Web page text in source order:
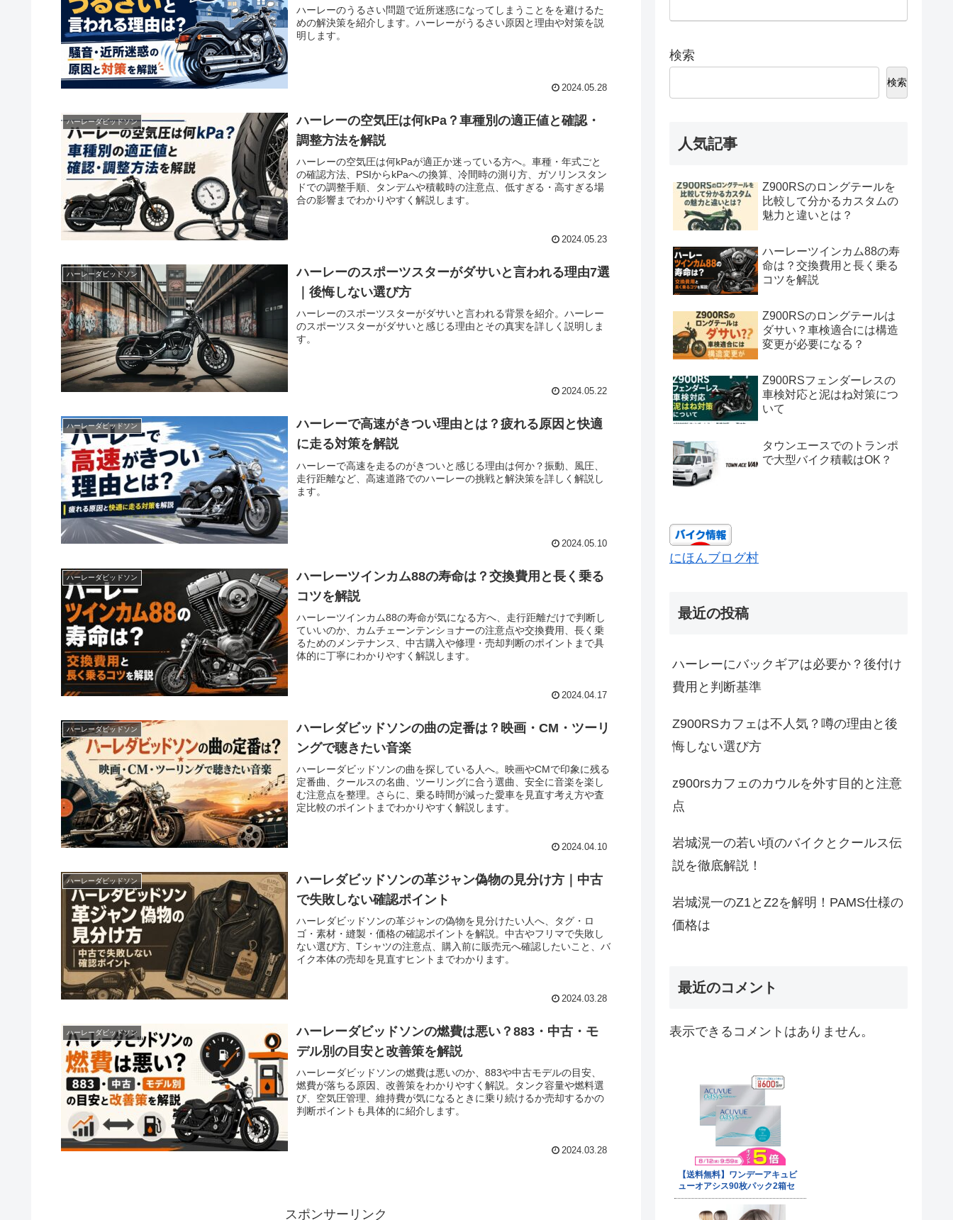
ハーレーのうるさい問題で近所迷惑になってしまうことをを避けるた
めの解決策を紹介します。ハーレーがうるさい原因と理由や対策を説
明します。
2024.05.28
ハーレーダビッドソン
ハーレーの空気圧は何kPa？車種別の適正値と確認・
調整方法を解説
ハーレーの空気圧は何kPaが適正か迷っている方へ。車種・年式ごと
の確認方法、PSIからkPaへの換算、冷間時の測り方、ガソリンスタン
ドでの調整手順、タンデムや積載時の注意点、低すぎる・高すぎる場
合の影響までわかりやすく解説します。
2024.05.23
ハーレーダビッドソン
ハーレーのスポーツスターがダサいと言われる理由7選
｜後悔しない選び方
ハーレーのスポーツスターがダサいと言われる背景を紹介。ハーレー
のスポーツスターがダサいと感じる理由とその真実を詳しく説明しま
す。
2024.05.22
ハーレーダビッドソン
ハーレーで高速がきつい理由とは？疲れる原因と快適
に走る対策を解説
ハーレーで高速を走るのがきついと感じる理由は何か？振動、風圧、
走行距離など、高速道路でのハーレーの挑戦と解決策を詳しく解説し
ます。
2024.05.10
ハーレーダビッドソン
ハーレーツインカム88の寿命は？交換費用と長く乗る
コツを解説
ハーレーツインカム88の寿命が気になる方へ、走行距離だけで判断し
ていいのか、カムチェーンテンショナーの注意点や交換費用、長く乗
るためのメンテナンス、中古購入や修理・売却判断のポイントまで具
体的に丁寧にわかりやすく解説します。
2024.04.17
ハーレーダビッドソン
ハーレダビッドソンの曲の定番は？映画・CM・ツーリ
ングで聴きたい音楽
ハーレーダビッドソンの曲を探している人へ。映画やCMで印象に残る
定番曲、クールスの名曲、ツーリングに合う選曲、安全に音楽を楽し
む注意点を整理。さらに、乗る時間が減った愛車を見直す考え方や査
定比較のポイントまでわかりやすく解説します。
2024.04.10
ハーレーダビッドソン
ハーレダビッドソンの革ジャン偽物の見分け方｜中古
で失敗しない確認ポイント
ハーレダビッドソンの革ジャンの偽物を見分けたい人へ、タグ・ロ
ゴ・素材・縫製・価格の確認ポイントを解説。中古やフリマで失敗し
ない選び方、Tシャツの注意点、購入前に販売元へ確認したいこと、バ
イク本体の売却を見直すヒントまでわかります。
2024.03.28
ハーレーダビッドソン
ハーレーダビッドソンの燃費は悪い？883・中古・モ
デル別の目安と改善策を解説
ハーレーダビッドソンの燃費は悪いのか、883や中古モデルの目安、
燃費が落ちる原因、改善策をわかりやすく解説。タンク容量や燃料選
び、空気圧管理、維持費が気になるときに乗り続けるか売却するかの
判断ポイントも具体的に紹介します。
2024.03.28
スポンサーリンク
検索
検索
人気記事
Z900RSのロングテールを
比較して分かるカスタムの
魅力と違いとは？
ハーレーツインカム88の寿
命は？交換費用と長く乗る
コツを解説
Z900RSのロングテールは
ダサい？車検適合には構造
変更が必要になる？
Z900RSフェンダーレスの
車検対応と泥はね対策につ
いて
タウンエースでのトランポ
で大型バイク積載はOK？
にほんブログ村
最近の投稿
ハーレーにバックギアは必要か？後付け
費用と判断基準
Z900RSカフェは不人気？噂の理由と後
悔しない選び方
z900rsカフェのカウルを外す目的と注意
点
岩城滉一の若い頃のバイクとクールス伝
説を徹底解説！
岩城滉一のZ1とZ2を解明！PAMS仕様の
価格は
最近のコメント
表示できるコメントはありません。